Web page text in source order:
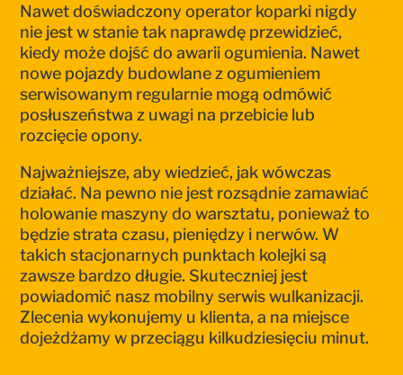
Nawet doświadczony operator koparki nigdy
nie jest w stanie tak naprawdę przewidzieć,
kiedy może dojść do awarii ogumienia. Nawet
nowe pojazdy budowlane z ogumieniem
serwisowanym regularnie mogą odmówić
posłuszeństwa z uwagi na przebicie lub
rozcięcie opony.
Najważniejsze, aby wiedzieć, jak wówczas
działać. Na pewno nie jest rozsądnie zamawiać
holowanie maszyny do warsztatu, ponieważ to
będzie strata czasu, pieniędzy i nerwów. W
takich stacjonarnych punktach kolejki są
zawsze bardzo długie. Skuteczniej jest
powiadomić nasz mobilny serwis wulkanizacji.
Zlecenia wykonujemy u klienta, a na miejsce
dojeżdżamy w przeciągu kilkudziesięciu minut.